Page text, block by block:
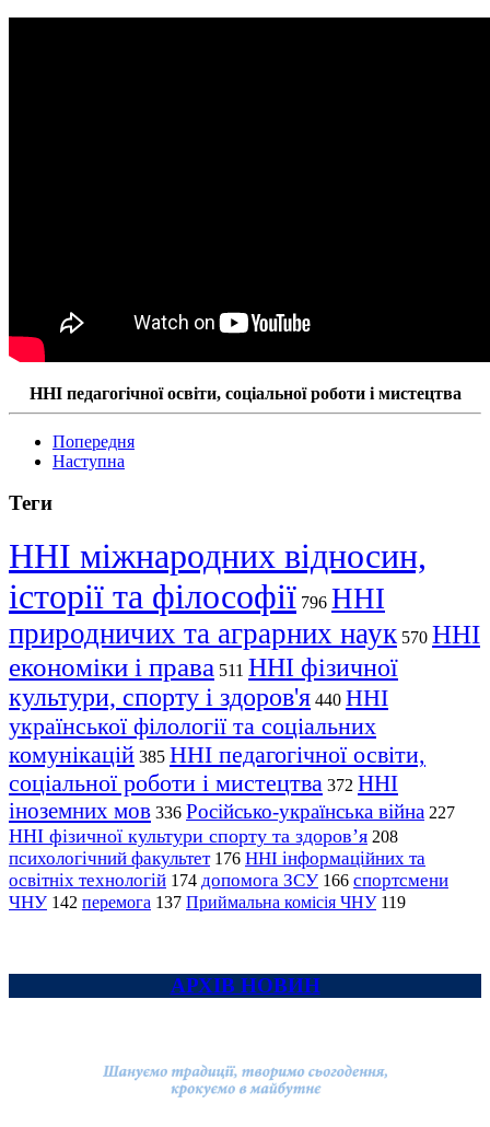
ННІ педагогічної освіти, соціальної роботи і мистецтва
Попередня
Наступна
Теги
ННІ міжнародних відносин,
історії та філософії 796 ННІ
природничих та аграрних наук 570 ННІ
економіки і права 511 ННІ фізичної
культури, спорту і здоров'я 440 ННІ
української філології та соціальних
комунікацій 385 ННІ педагогічної освіти,
соціальної роботи і мистецтва 372 ННІ
іноземних мов 336 Російсько-українська війна 227
ННІ фізичної культури спорту та здоров’я 208
психологічний факультет 176 ННІ інформаційних та
освітніх технологій 174 допомога ЗСУ 166 спортсмени
ЧНУ 142 перемога 137 Приймальна комісія ЧНУ 119
АРХІВ НОВИН